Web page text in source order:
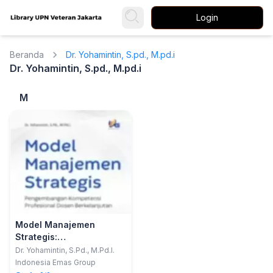
Login
Beranda Dr. Yohamintin, S.pd., M.pd.i
Dr. Yohamintin, S.pd., M.pd.i
M
Model Manajemen
Strategis:
Pengembangan
Kompetensi Profesional
Dr. Yohamintin, S.Pd., M.Pd.I.
Indonesia Emas Group